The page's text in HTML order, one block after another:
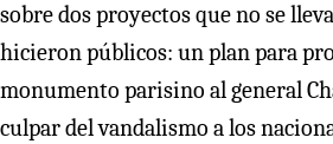
sobre dos proyectos que no se
hicieron públicos: un plan para
monumento parisino al general
culpar del vandalismo a los